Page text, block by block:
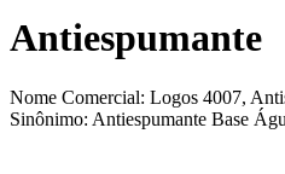
Antiespumante
Nome Comercial: Logos 4007,
Sinônimo: Antiespumante Base